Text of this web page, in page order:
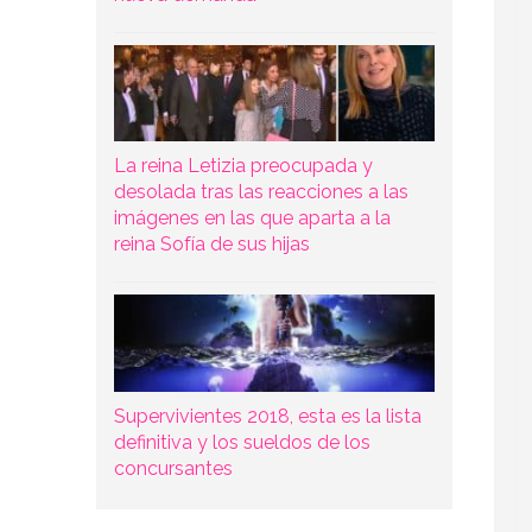
La reina Letizia preocupada y
desolada tras las reacciones a las
imágenes en las que aparta a la
reina Sofía de sus hijas
Supervivientes 2018, esta es la lista
definitiva y los sueldos de los
concursantes